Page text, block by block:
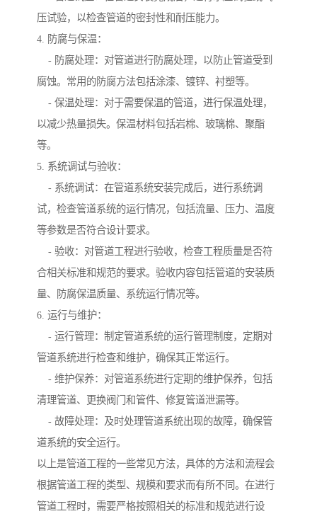
压试验，以检查管道的密封性和耐压能力。
4. 防腐与保温：
- 防腐处理：对管道进行防腐处理，以防止管道受到
腐蚀。常用的防腐方法包括涂漆、镀锌、衬塑等。
- 保温处理：对于需要保温的管道，进行保温处理，
以减少热量损失。保温材料包括岩棉、玻璃棉、聚酯
等。
5. 系统调试与验收：
- 系统调试：在管道系统安装完成后，进行系统调
试，检查管道系统的运行情况，包括流量、压力、温度
等参数是否符合设计要求。
- 验收：对管道工程进行验收，检查工程质量是否符
合相关标准和规范的要求。验收内容包括管道的安装质
量、防腐保温质量、系统运行情况等。
6. 运行与维护：
- 运行管理：制定管道系统的运行管理制度，定期对
管道系统进行检查和维护，确保其正常运行。
- 维护保养：对管道系统进行定期的维护保养，包括
清理管道、更换阀门和管件、修复管道泄漏等。
- 故障处理：及时处理管道系统出现的故障，确保管
道系统的安全运行。
以上是管道工程的一些常见方法，具体的方法和流程会
根据管道工程的类型、规模和要求而有所不同。在进行
管道工程时，需要严格按照相关的标准和规范进行设